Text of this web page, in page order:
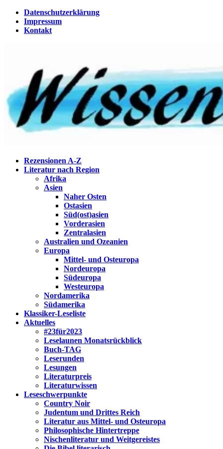
Zum
Inhalt
springen
Datenschutzerklärung
Impressum
Kontakt
Wissenstagebuch
Eine Gabel für die Suppe der Weisheit
Rezensionen A-Z
Literatur nach Region
Afrika
Asien
Naher Osten
Ostasien
Süd(ost)asien
Vorderasien
Zentralasien
Australien und Ozeanien
Europa
Mittel- und Osteuropa
Nordeuropa
Südeuropa
Westeuropa
Nordamerika
Südamerika
Klassiker-Leseliste
Aktuelles
#23für2023
Leselaunen Monatsrückblick
Buch-TAG
Leserunden
Lesungen
Literaturpreis
Literaturwissen
Leseschwerpunkte
Country Noir
Judentum und Drittes Reich
Literatur aus Mittel- und Osteuropa
Philosophische Hintertreppe
Nischenliteratur und Weitgereistes